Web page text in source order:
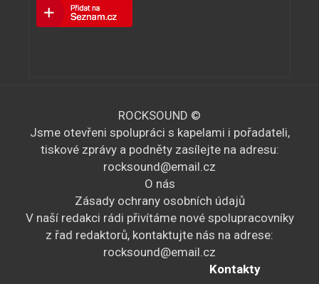
ROCKSOUND ©
Jsme otevřeni spolupráci s kapelami i pořadateli,
tiskové zprávy a podněty zasílejte na adresu:
rocksound@email.cz
O nás
Zásady ochrany osobních údajů
V naší redakci rádi přivítáme nové spolupracovníky
z řad redaktorů, kontaktujte nás na adrese:
rocksound@email.cz
Kontakty